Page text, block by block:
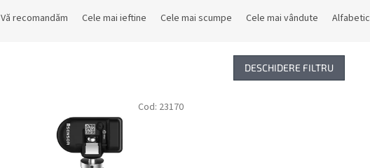
Vă recomandăm Cele mai ieftine Cele mai scumpe Cele mai vândute Alfabetic
DESCHIDERE FILTRU
Cod: 23170